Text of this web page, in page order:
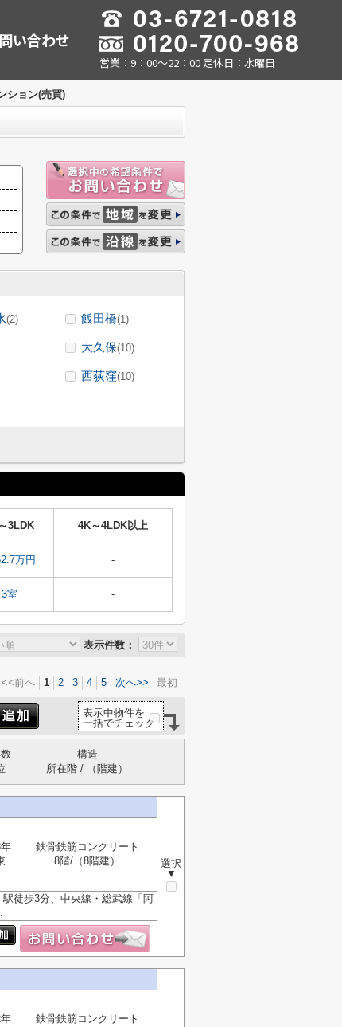
い合わせ
営業：9：00～22：00 定休日：水曜日
ション(売買)
(2) 飯田橋(1)
大久保(10)
西荻窪(10)
3LDK 4K～4LDK以上
万円 -
3室 -
表示件数：
<<前へ 1 2 3 4 5 次へ>> 最初
表示中物件を
一括でチェック
構造
所在階 / （階建）
選択
▼
鉄骨鉄筋コンクリート
8階/（8階建）
徒歩3分、中央線・総武線「阿
鉄骨鉄筋コンクリート